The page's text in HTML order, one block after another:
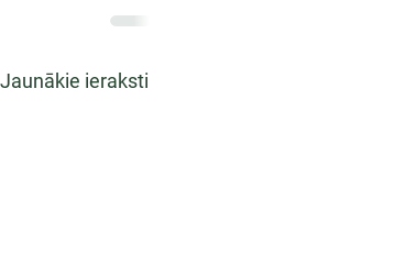
Jaunākie ieraksti